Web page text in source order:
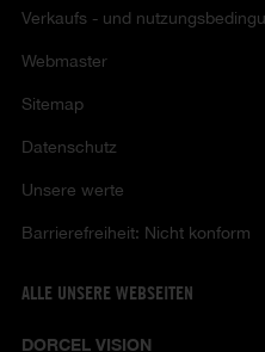
Verkaufs - und
Webmaster
Sitemap
Datenschutz
Unsere werte
Barrierefreiheit: Nicht konform
ALLE UNSERE WEBSEITEN
DORCEL VISION